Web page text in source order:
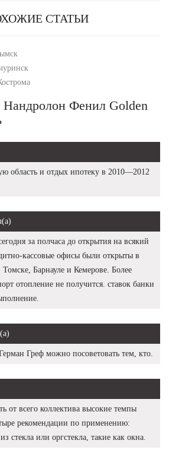
СТАТЬИ
Фенил Golden
область и отдых ипотеку в 2010—2012
за полчаса до открытия на всякий
кассовые офисы были открыты в
Барнауле и Кемерове. Более
отопление не получится. ставок банки
Греф можно посоветовать тем, кто.
от всего коллектива высокие темпы
рекомендации по применению:
стекла или оргстекла, такие как окна.